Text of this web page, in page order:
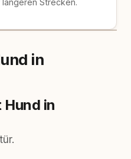
in
Hund in